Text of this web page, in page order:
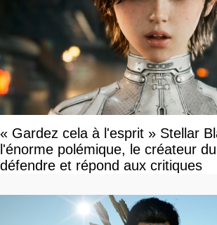
« Gardez cela à l'esprit » Stellar
l'énorme polémique, le créateur
défendre et répond aux critiques